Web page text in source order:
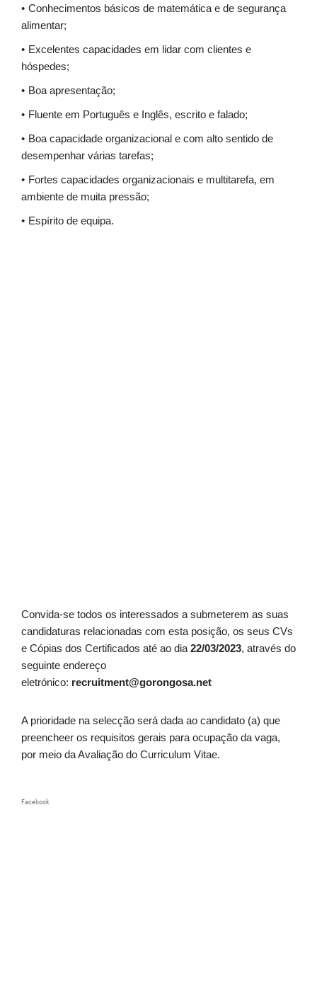
Conhecimentos básicos de matemática e de segurança
alimentar;
Excelentes capacidades em lidar com clientes e
hóspedes;
Boa apresentação;
Fluente em Português e Inglês, escrito e falado;
Boa capacidade organizacional e com alto sentido de
desempenhar várias tarefas;
Fortes capacidades organizacionais e multitarefa, em
ambiente de muita pressão;
Espírito de equipa.
Convida-se todos os interessados a submeterem as suas
candidaturas relacionadas com esta posição, os seus CVs
e Cópias dos Certificados até ao dia 22/03/2023, através do
seguinte endereço
eletrónico: recruitment@gorongosa.net
A prioridade na selecção será dada ao candidato (a) que
preencheer os requisitos gerais para ocupação da vaga,
por meio da Avaliação do Curriculum Vitae.
Facebook